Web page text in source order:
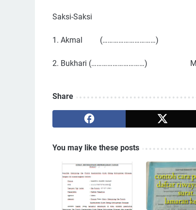
Saksi-Saksi Keuchik
1. Akmal (…………………………)
2. Bukhari (…………………………)
Share
You may like these posts